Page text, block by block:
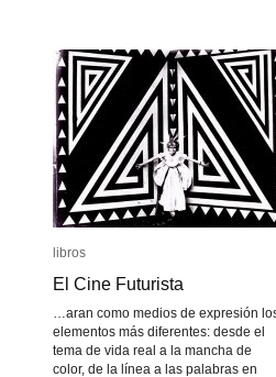
libros
El Cine Futurista
…aran como medios de expresión
elementos más diferentes: desde el
tema de vida real a la mancha de
color, de la línea a las palabras en
libros
El Cine Futurista